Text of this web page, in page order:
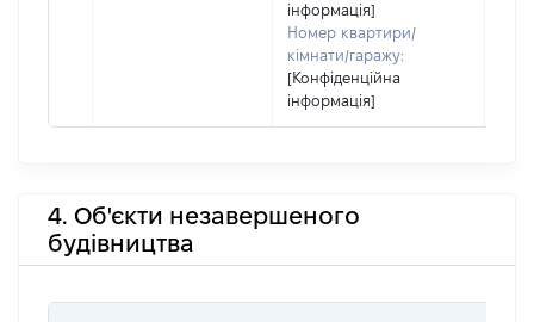
інформація]
Номер квартири/
кімнати/гаражу:
[Конфіденційна
інформація]
4. Об'єкти незавершеного
будівництва